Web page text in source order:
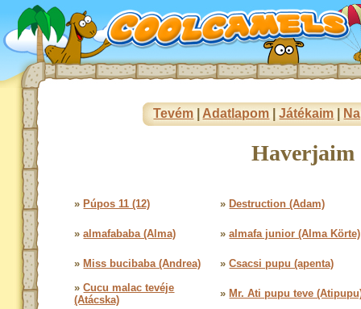
Tevém Adatlapom |Játékaim
Haverjaim
» Púpos 11 (12) » Destruction (Adam)
»almafababa (Alma) »almafa junior (Alma Körte)
» Miss bucibaba (Andrea) »Csacsi pupu (apenta)
»Cucu malac tevéje
(Atácska)
» Mr. Ati pupu teve